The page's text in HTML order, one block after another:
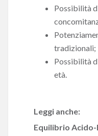
Possibilità
tradizionali;
Possibilità
età.
Leggi anche:
Equilibrio Acido-